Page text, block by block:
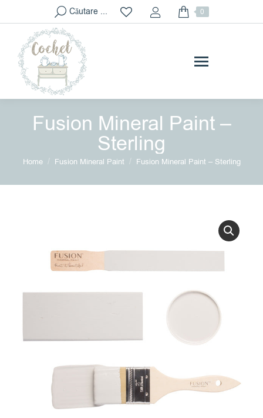
Search:Căutare ... 0
Fusion Mineral Paint –
Sterling
You are here:
Home Fusion Mineral Paint Fusion Mineral Paint – Sterling